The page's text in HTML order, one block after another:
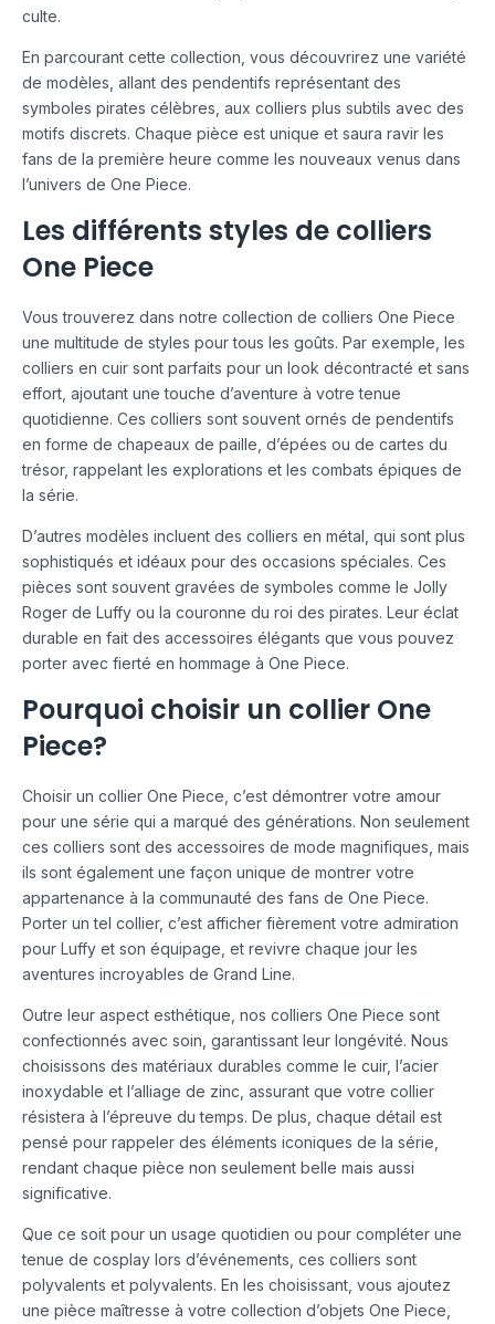
culte.
En parcourant cette collection, vous découvrirez une variété
de modèles, allant des pendentifs représentant des
symboles pirates célèbres, aux colliers plus subtils avec des
motifs discrets. Chaque pièce est unique et saura ravir les
fans de la première heure comme les nouveaux venus dans
l’univers de One Piece.
Les différents styles de colliers
One Piece
Vous trouverez dans notre collection de colliers One Piece
une multitude de styles pour tous les goûts. Par exemple, les
colliers en cuir sont parfaits pour un look décontracté et sans
effort, ajoutant une touche d’aventure à votre tenue
quotidienne. Ces colliers sont souvent ornés de pendentifs
en forme de chapeaux de paille, d’épées ou de cartes du
trésor, rappelant les explorations et les combats épiques de
la série.
D’autres modèles incluent des colliers en métal, qui sont plus
sophistiqués et idéaux pour des occasions spéciales. Ces
pièces sont souvent gravées de symboles comme le Jolly
Roger de Luffy ou la couronne du roi des pirates. Leur éclat
durable en fait des accessoires élégants que vous pouvez
porter avec fierté en hommage à One Piece.
Pourquoi choisir un collier One
Piece?
Choisir un collier One Piece, c’est démontrer votre amour
pour une série qui a marqué des générations. Non seulement
ces colliers sont des accessoires de mode magnifiques, mais
ils sont également une façon unique de montrer votre
appartenance à la communauté des fans de One Piece.
Porter un tel collier, c’est afficher fièrement votre admiration
pour Luffy et son équipage, et revivre chaque jour les
aventures incroyables de Grand Line.
Outre leur aspect esthétique, nos colliers One Piece sont
confectionnés avec soin, garantissant leur longévité. Nous
choisissons des matériaux durables comme le cuir, l’acier
inoxydable et l’alliage de zinc, assurant que votre collier
résistera à l’épreuve du temps. De plus, chaque détail est
pensé pour rappeler des éléments iconiques de la série,
rendant chaque pièce non seulement belle mais aussi
significative.
Que ce soit pour un usage quotidien ou pour compléter une
tenue de cosplay lors d’événements, ces colliers sont
polyvalents et polyvalents. En les choisissant, vous ajoutez
une pièce maîtresse à votre collection d’objets One Piece,